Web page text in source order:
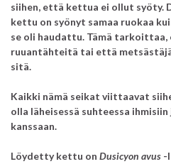
siihen, että kettua ei ollut syöty.
kettu on syönyt samaa ruokaa
se oli haudattu. Tämä
ruuantähteitä tai että
sitä.
Kaikki nämä seikat viittaavat
olla läheisessä suhteessa
kanssaan.
Löydetty kettu on Dusicyon avus -